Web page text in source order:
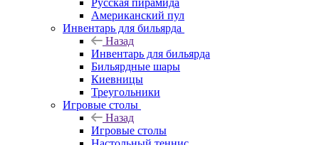
Русская пирамида
Американский пул
Инвентарь для бильярда
Назад
Инвентарь для бильярда
Бильярдные шары
Киевницы
Треугольники
Игровые столы
Назад
Игровые столы